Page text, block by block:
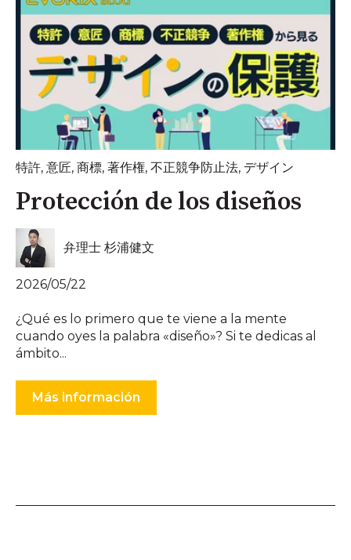
特許, 意匠, 商標, 著作権, 不正競争防止法, デザイン
Protección de los diseños
弁理士 杉浦健文
2026/05/22
¿Qué es lo primero que te viene a la mente
cuando oyes la palabra «diseño»? Si te dedicas al
ámbito...
Más información